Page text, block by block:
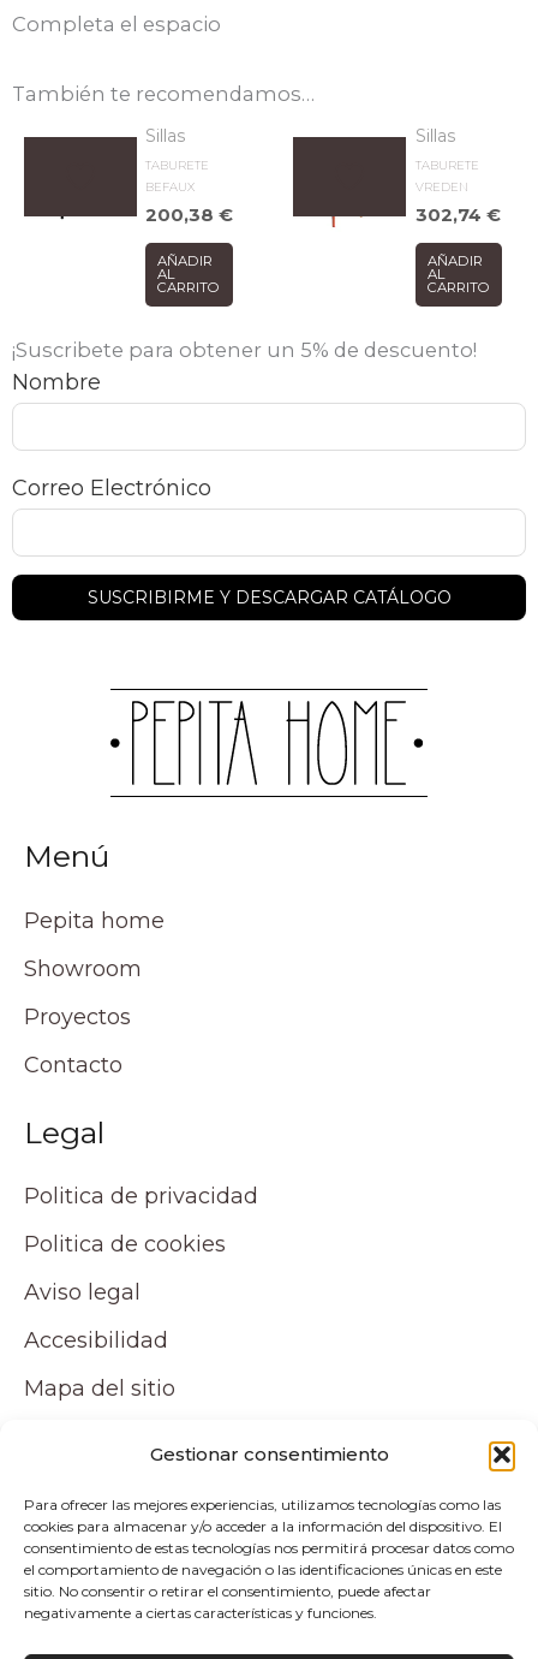
Gestionar consentimiento
Para ofrecer las mejores experiencias, utilizamos tecnologías como las
cookies para almacenar y/o acceder a la información del dispositivo. El
consentimiento de estas tecnologías nos permitirá procesar datos como
el comportamiento de navegación o las identificaciones únicas en este
sitio. No consentir o retirar el consentimiento, puede afectar
negativamente a ciertas características y funciones.
Completa el espacio
También te recomendamos…
Sillas
TABURETE
BEFAUX
200,38€
AÑADIR
AL
CARRITO
Sillas
TABURETE
VREDEN
302,74€
AÑADIR
AL
CARRITO
¡Suscribete para obtener un 5% de descuento!
Nombre
Correo Electrónico
Menú
Pepita home
Showroom
Proyectos
Contacto
Legal
Politica de privacidad
Politica de cookies
Aviso legal
Accesibilidad
Mapa del sitio
Tu cuenta
Mi cuenta
Carrito